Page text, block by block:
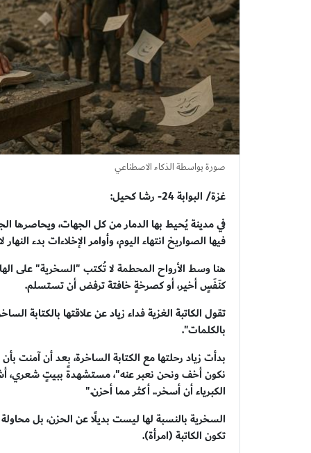
صورة بواسطة الذكاء الاصطناعي
غزة/ البوابة 24- رشا كحيل:
في مدينة يُحيط بها الدمار من كل الجهات، ويحاصرها
فيها الصواريخ انتهاء اليوم، وأوامر الإخلاءات بدء
هنا وسط الأرواح المحطمة لا تُكتب "السخرية" على
كنَفَسٍ أخير، أو كصرخةٍ خافتة ترفض أن تستسلم.
تقول الكاتبة الغزية فداء زياد عن علاقتها بالكتابة
بالكلمات".
بدأت زياد رحلتها مع الكتابة الساخرة، بعد أن آمنت
نكون أخف ونحن نعبر عنه"، مستشهدةً ببيتٍ شعري،
الكبرياء أن أسخر.. أكثر مما أحزن."
السخرية بالنسبة لها ليست بديلًا عن الحزن، بل
تكون الكاتبة (امرأة).